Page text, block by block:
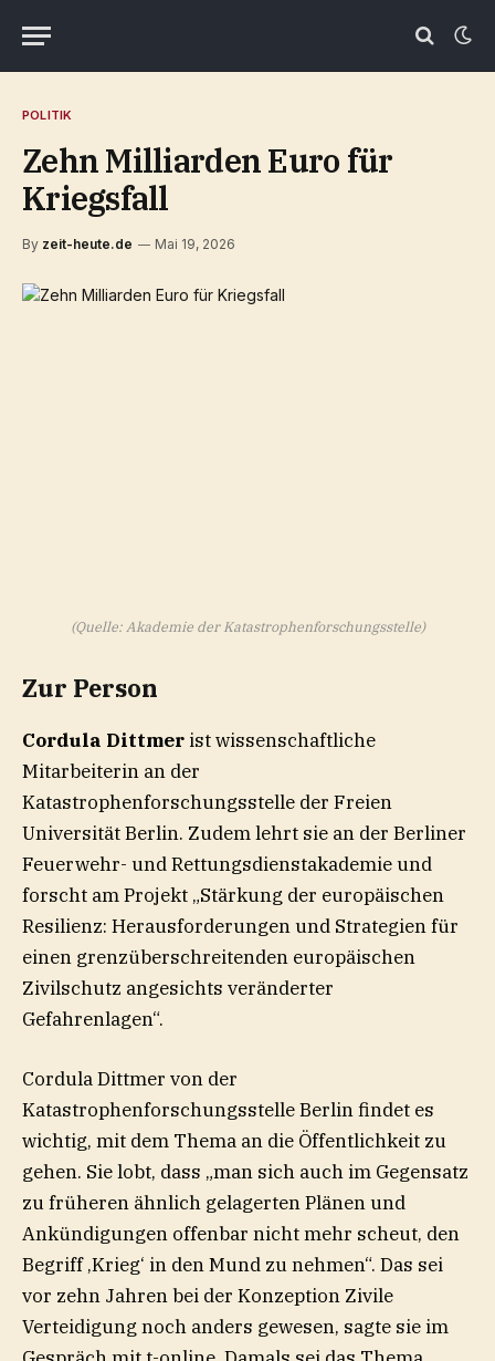
POLITIK
Zehn Milliarden Euro für
Kriegsfall
By zeit-heute.de Mai 19, 2026
(Quelle: Akademie der Katastrophenforschungsstelle)
Zur Person
Cordula Dittmer ist wissenschaftliche
Mitarbeiterin an der
Katastrophenforschungsstelle der Freien
Universität Berlin. Zudem lehrt sie an der Berliner
Feuerwehr- und Rettungsdienstakademie und
forscht am Projekt „Stärkung der europäischen
Resilienz: Herausforderungen und Strategien für
einen grenzüberschreitenden europäischen
Zivilschutz angesichts veränderter
Gefahrenlagen“.
Cordula Dittmer von der
Katastrophenforschungsstelle Berlin findet es
wichtig, mit dem Thema an die Öffentlichkeit zu
gehen. Sie lobt, dass „man sich auch im Gegensatz
zu früheren ähnlich gelagerten Plänen und
Ankündigungen offenbar nicht mehr scheut, den
Begriff ‚Krieg‘ in den Mund zu nehmen“. Das sei
vor zehn Jahren bei der Konzeption Zivile
Verteidigung noch anders gewesen, sagte sie im